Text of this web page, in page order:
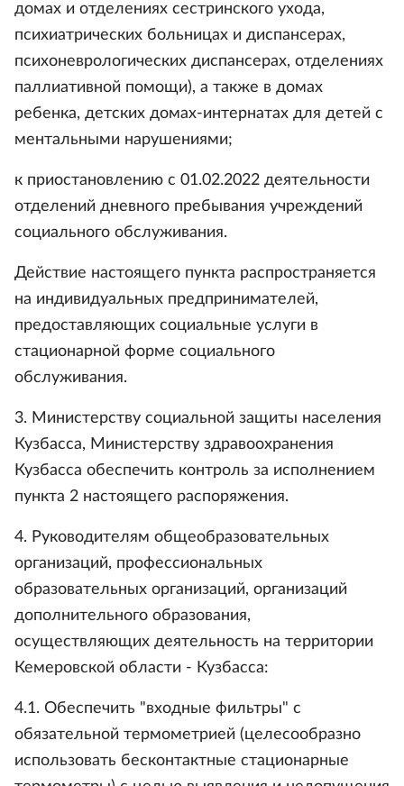
домах и отделениях сестринского ухода,
психиатрических больницах и диспансерах,
психоневрологических диспансерах, отделениях
паллиативной помощи), а также в домах
ребенка, детских домах-интернатах для детей с
ментальными нарушениями;
к приостановлению с 01.02.2022 деятельности
отделений дневного пребывания учреждений
социального обслуживания.
Действие настоящего пункта распространяется
на индивидуальных предпринимателей,
предоставляющих социальные услуги в
стационарной форме социального
обслуживания.
3. Министерству социальной защиты населения
Кузбасса, Министерству здравоохранения
Кузбасса обеспечить контроль за исполнением
пункта 2 настоящего распоряжения.
4. Руководителям общеобразовательных
организаций, профессиональных
образовательных организаций, организаций
дополнительного образования,
осуществляющих деятельность на территории
Кемеровской области - Кузбасса:
4.1. Обеспечить "входные фильтры" с
обязательной термометрией (целесообразно
использовать бесконтактные стационарные